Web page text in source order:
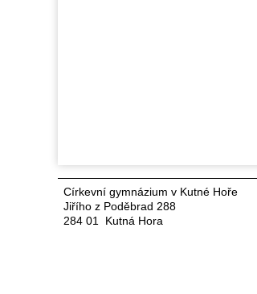
Církevní gymnázium v Kutné Hoře
Jiřího z Poděbrad 288
284 01 Kutná Hora